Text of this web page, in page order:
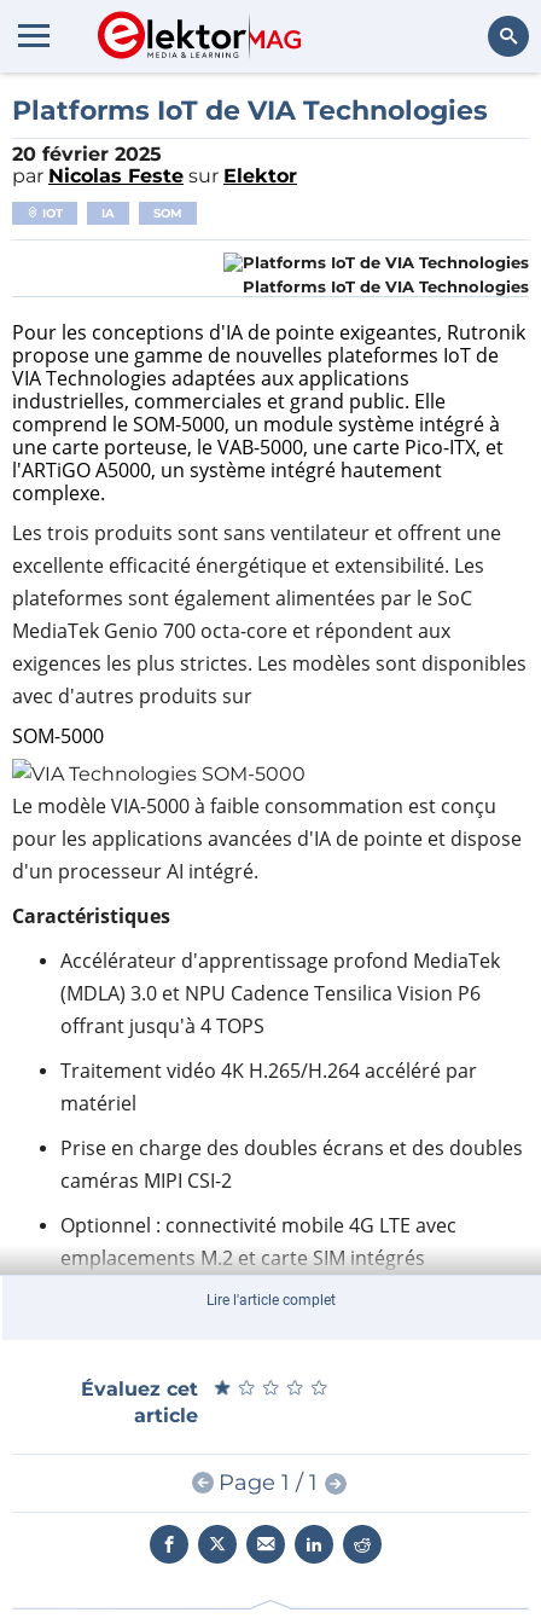
Rechercher
Platforms IoT de VIA Technologies
20 février 2025
par Nicolas Feste sur Elektor
IOT IA SOM
Platforms IoT de VIA Technologies
Pour les conceptions d'IA de pointe exigeantes, Rutronik
propose une gamme de nouvelles plateformes IoT de
VIA Technologies adaptées aux applications
industrielles, commerciales et grand public. Elle
comprend le SOM-5000, un module système intégré à
une carte porteuse, le VAB-5000, une carte Pico-ITX, et
l'ARTiGO A5000, un système intégré hautement
complexe.
Les trois produits sont sans ventilateur et offrent une
excellente efficacité énergétique et extensibilité. Les
plateformes sont également alimentées par le SoC
MediaTek Genio 700 octa-core et répondent aux
exigences les plus strictes. Les modèles sont disponibles
avec d'autres produits sur
SOM-5000
Le modèle VIA-5000 à faible consommation est conçu
pour les applications avancées d'IA de pointe et dispose
d'un processeur AI intégré.
Caractéristiques
Accélérateur d'apprentissage profond MediaTek
(MDLA) 3.0 et NPU Cadence Tensilica Vision P6
offrant jusqu'à 4 TOPS
Traitement vidéo 4K H.265/H.264 accéléré par
matériel
Prise en charge des doubles écrans et des doubles
caméras MIPI CSI-2
Optionnel : connectivité mobile 4G LTE avec
emplacements M.2 et carte SIM intégrés
Gestion de la batterie économe en énergie
Lire l'article complet
Évaluez cet
article
★ ★ ★ ★ ★
★ ★ ★ ★ ★
Page 1 / 1